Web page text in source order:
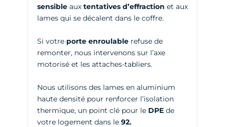
sensibleaux tentatives d’effraction et aux
lames qui se décalent dans le coffre.
Si votre porte enroulablerefuse de
remonter, nous intervenons sur l’axe
motorisé et les attaches-tabliers.
Nous utilisons des lames en aluminium
haute densité pour renforcer l’isolation
thermique, un point clé pour le DPEde
votre logement dans le 92.